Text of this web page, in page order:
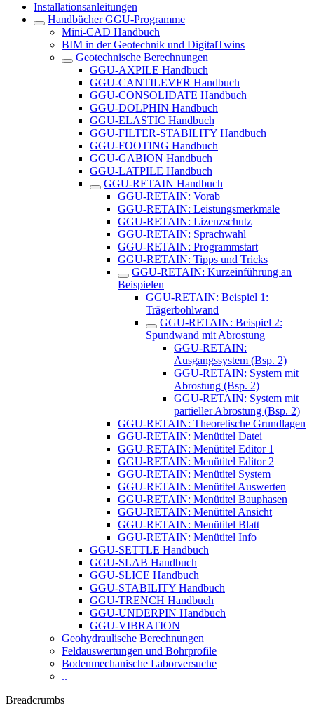
Installationsanleitungen
Handbücher GGU-Programme
Mini-CAD Handbuch
BIM in der Geotechnik und DigitalTwins
Geotechnische Berechnungen
GGU-AXPILE Handbuch
GGU-CANTILEVER Handbuch
GGU-CONSOLIDATE Handbuch
GGU-DOLPHIN Handbuch
GGU-ELASTIC Handbuch
GGU-FILTER-STABILITY Handbuch
GGU-FOOTING Handbuch
GGU-GABION Handbuch
GGU-LATPILE Handbuch
GGU-RETAIN Handbuch
GGU-RETAIN: Vorab
GGU-RETAIN: Leistungsmerkmale
GGU-RETAIN: Lizenzschutz
GGU-RETAIN: Sprachwahl
GGU-RETAIN: Programmstart
GGU-RETAIN: Tipps und Tricks
GGU-RETAIN: Kurzeinführung an
Beispielen
GGU-RETAIN: Beispiel 1:
Trägerbohlwand
GGU-RETAIN: Beispiel 2:
Spundwand mit Abrostung
GGU-RETAIN:
Ausgangssystem (Bsp. 2)
GGU-RETAIN: System mit
Abrostung (Bsp. 2)
GGU-RETAIN: System mit
partieller Abrostung (Bsp. 2)
GGU-RETAIN: Theoretische Grundlagen
GGU-RETAIN: Menütitel Datei
GGU-RETAIN: Menütitel Editor 1
GGU-RETAIN: Menütitel Editor 2
GGU-RETAIN: Menütitel System
GGU-RETAIN: Menütitel Auswerten
GGU-RETAIN: Menütitel Bauphasen
GGU-RETAIN: Menütitel Ansicht
GGU-RETAIN: Menütitel Blatt
GGU-RETAIN: Menütitel Info
GGU-SETTLE Handbuch
GGU-SLAB Handbuch
GGU-SLICE Handbuch
GGU-STABILITY Handbuch
GGU-TRENCH Handbuch
GGU-UNDERPIN Handbuch
GGU-VIBRATION
Geohydraulische Berechnungen
Feldauswertungen und Bohrprofile
Bodenmechanische Laborversuche
..
Breadcrumbs